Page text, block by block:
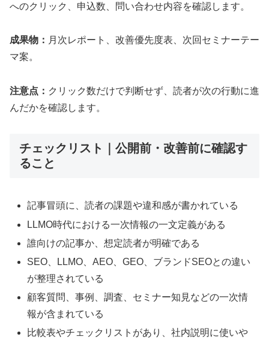
へのクリック、申込数、問い合わせ内容を確認します。
成果物： 月次レポート、改善優先度表、次回セミナーテー
マ案。
注意点： クリック数だけで判断せず、読者が次の行動に進
んだかを確認します。
チェックリスト｜公開前・改善前に確認す
ること
記事冒頭に、読者の課題や違和感が書かれている
LLMO時代における一次情報の一文定義がある
誰向けの記事か、想定読者が明確である
SEO、LLMO、AEO、GEO、ブランドSEOとの違い
が整理されている
顧客質問、事例、調査、セミナー知見などの一次情
報が含まれている
比較表やチェックリストがあり、社内説明に使いや